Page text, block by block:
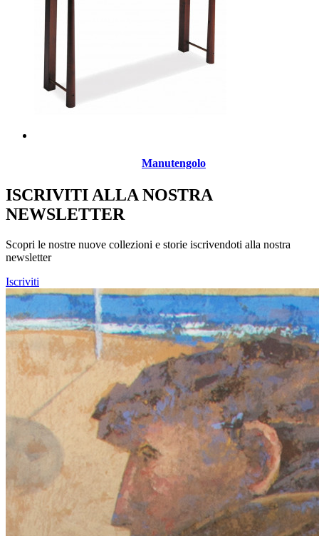
Manutengolo
ISCRIVITI ALLA NOSTRA
NEWSLETTER
Scopri le nostre nuove collezioni e storie iscrivendoti alla nostra
newsletter
Iscriviti